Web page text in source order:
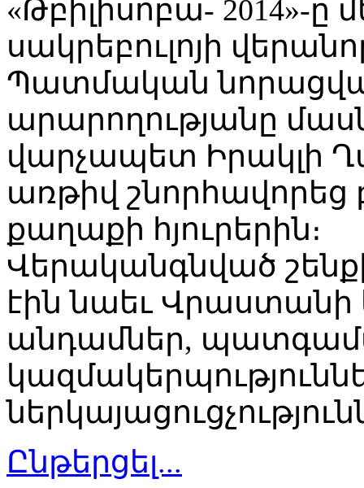
«Թբիլիսոբա- 2014»-ը
սակրեբուլոյի
Պատմական
արարողությանը
վարչապետ Իրակլի
առթիվ շնորհավորեց
քաղաքի հյուրերին։
Վերականգնված
էին նաեւ
անդամներ,
Ընթերցել...